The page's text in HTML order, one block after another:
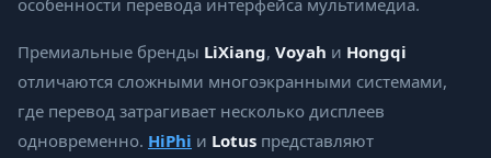
особенности перевода интерфейса мультимедиа.
Премиальные бренды LiXiang, Voyah и Hongqi
отличаются сложными многоэкранными системами,
где перевод затрагивает несколько дисплеев
одновременно. HiPhi и Lotus представляют